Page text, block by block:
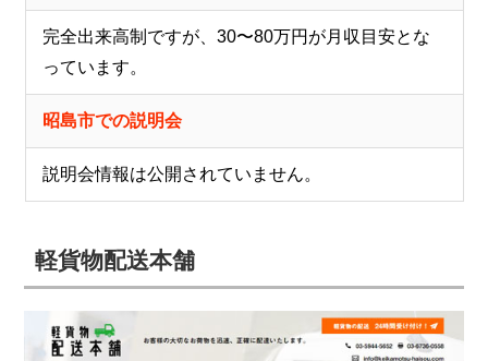
完全出来高制ですが、30〜80万円が月収目安とな
っています。
昭島市での説明会
説明会情報は公開されていません。
軽貨物配送本舗